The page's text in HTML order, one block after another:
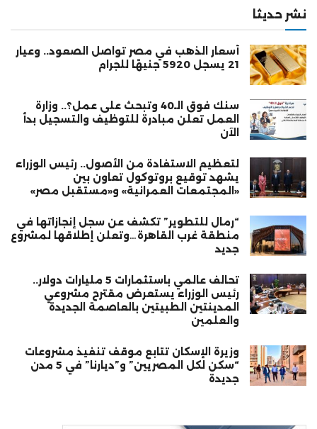
نشر حديثا
أسعار الذهب في مصر تواصل الصعود.. وعيار
21 يسجل 5920 جنيهًا للجرام
سنك فوق الـ40 وتبحث على عمل؟.. وزارة
العمل تعلن مبادرة للتوظيف والتسجيل بدأ
الآن
لتعظيم الاستفادة من الأصول.. رئيس الوزراء
يشهد توقيع بروتوكول تعاون بين
«المجتمعات العمرانية» و«مستقبل مصر»
“رمال للتطوير” تكشف عن سجل إنجازاتها في
منطقة غرب القاهرة…وتعلن إطلاقها لمشروع
جديد
تحالف عالمي باستثمارات 5 مليارات دولار..
رئيس الوزراء يستعرض مقترح مشروعي
المدينتين الطبيتين بالعاصمة الجديدة
والعلمين
وزيرة الإسكان تتابع موقف تنفيذ مشروعات
“سكن لكل المصريين” و”ديارنا” في 5 مدن
جديدة